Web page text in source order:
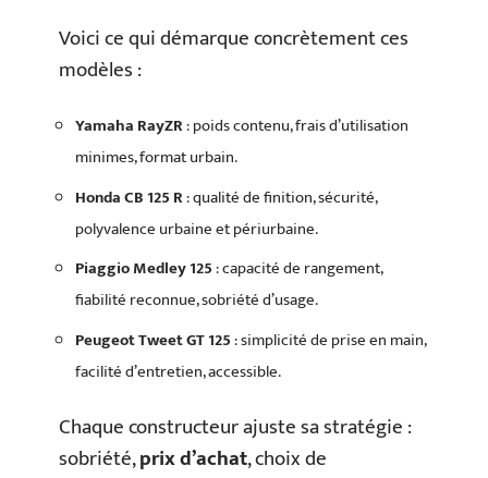
Voici ce qui démarque concrètement ces
modèles :
Yamaha RayZR: poids contenu, frais d’utilisation
minimes, format urbain.
Honda CB 125 R: qualité de finition, sécurité,
polyvalence urbaine et périurbaine.
Piaggio Medley 125: capacité de rangement,
fiabilité reconnue, sobriété d’usage.
Peugeot Tweet GT 125: simplicité de prise en main,
facilité d’entretien, accessible.
Chaque constructeur ajuste sa stratégie :
sobriété,prix d’achat, choix de